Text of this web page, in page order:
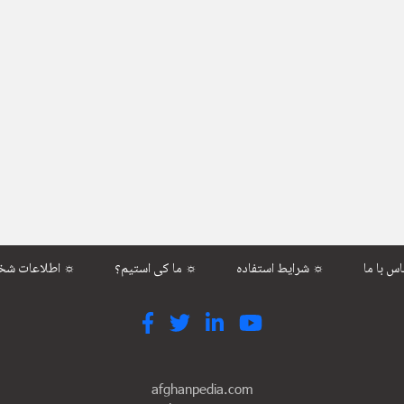
اطلاعات شخصی ☼ ما کی استیم؟ ☼ شرایط استفاده ☼
afghanpedia.com